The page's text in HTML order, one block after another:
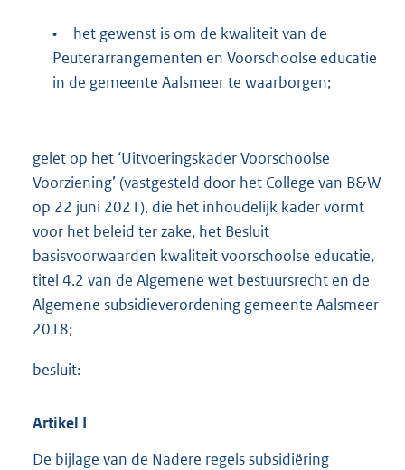
•
het gewenst is om de kwaliteit van de
Peuterarrangementen en Voorschoolse educatie
in de gemeente Aalsmeer te waarborgen;
gelet op het ‘Uitvoeringskader Voorschoolse
Voorziening’ (vastgesteld door het College van B&W
op 22 juni 2021), die het inhoudelijk kader vormt
voor het beleid ter zake, het Besluit
basisvoorwaarden kwaliteit voorschoolse educatie,
titel 4.2 van de Algemene wet bestuursrecht en de
Algemene subsidieverordening gemeente Aalsmeer
2018;
besluit:
Artikel I
De bijlage van de Nadere regels subsidiëring